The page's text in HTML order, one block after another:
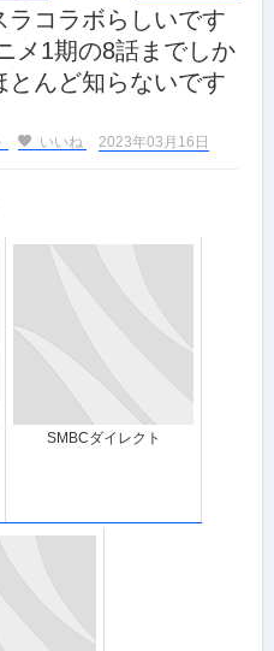
メ1期の8話までしか
とんど知らないです
いいね
2023年03月16日
SMBCダイレクト